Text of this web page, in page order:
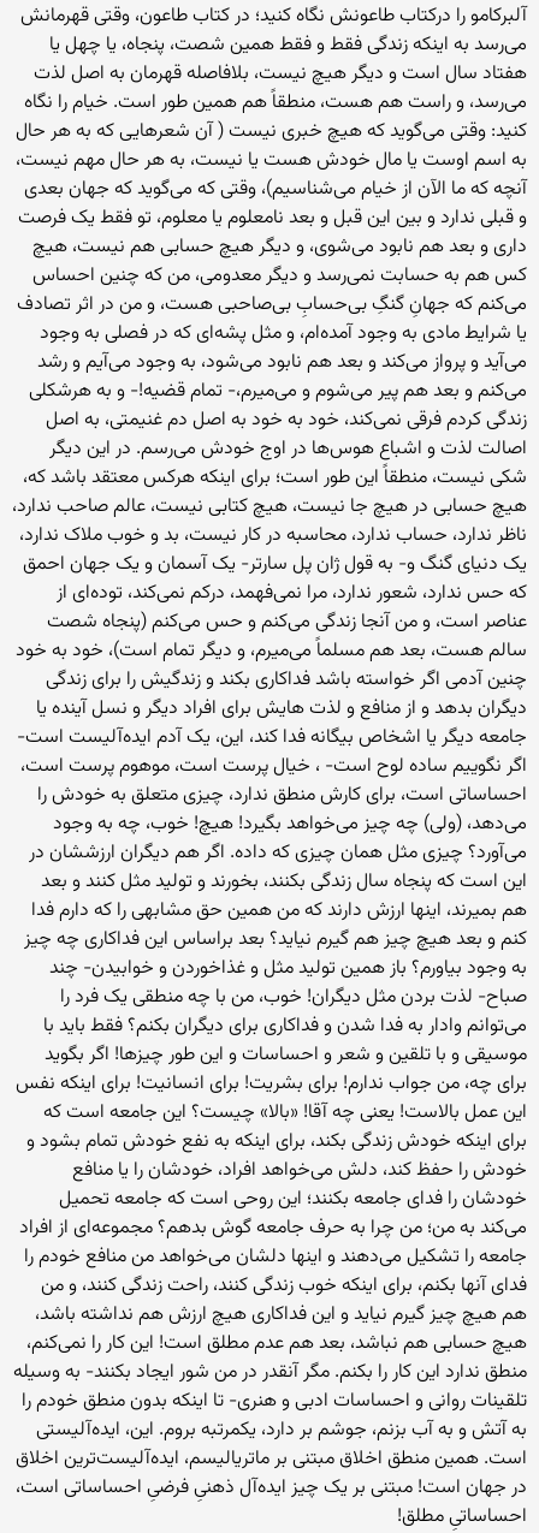
آلبرکامو را درکتاب طاعونش نگاه کنید؛ در کتاب طاعون، وقتی قهرمانش
می‌رسد به اینکه زندگی فقط و فقط همین شصت، پنجاه، یا چهل یا
هفتاد سال است و دیگر هیچ نیست، بلافاصله قهرمان به اصل لذت
می‌رسد، و راست هم هست، منطقاً هم همین طور است. خیام را نگاه
کنید: وقتی می‌گوید که هیچ خبری نیست ( آن شعرهایی که به هر حال
به اسم اوست یا مال خودش هست یا نیست، به هر حال مهم نیست،
آنچه که ما الآن از خیام می‌شناسیم)، وقتی که می‌گوید که جهان بعدی
و قبلی ندارد و بین این قبل و بعد نامعلوم یا معلوم، تو فقط یک فرصت
داری و بعد هم نابود می‌شوی، و دیگر هیچ حسابی هم نیست، هیچ
کس هم به حسابت نمی‌رسد و دیگر معدومی، من که چنین احساس
می‌کنم که جهانِ گنگِ بی‌حسابِ بی‌صاحبی هست، و من در اثر تصادف
یا شرایط مادی به وجود آمده‌ام، و مثل پشه‌ای که در فصلی به وجود
می‌آید و پرواز می‌کند و بعد هم نابود می‌شود، به وجود می‌آیم و رشد
می‌کنم و بعد هم پیر می‌شوم و می‌میرم،- تمام قضیه!- و به هرشکلی
زندگی کردم فرقی نمی‌کند، خود به خود به اصل دم غنیمتی، به اصل
اصالت لذت و اشباع هوس‌ها در اوج خودش می‌رسم. در این دیگر
شکی نیست، منطقاً این طور است؛ برای اینکه هرکس معتقد باشد که،
هیچ حسابی در هیچ جا نیست، هیچ کتابی نیست، عالم صاحب ندارد،
ناظر ندارد، حساب ندارد، محاسبه در کار نیست، بد و خوب ملاک ندارد،
یک دنیای گنگ و- به قول ژان پل سارتر- یک آسمان و یک جهان احمق
که حس ندارد، شعور ندارد، مرا نمی‌فهمد، درکم نمی‌کند، توده‌ای از
عناصر است، و من آنجا زندگی می‌کنم و حس می‌کنم (پنجاه شصت
سالم هست، بعد هم مسلماً می‌میرم، و دیگر تمام است)، خود به خود
چنین آدمی اگر خواسته باشد فداکاری بکند و زندگیش را برای زندگی
دیگران بدهد و از منافع و لذت هایش برای افراد دیگر و نسل آینده یا
جامعه دیگر یا اشخاص بیگانه فدا کند، این، یک آدم ایده‌آلیست است-
اگر نگوییم ساده لوح است- ، خیال پرست است، موهوم پرست است،
احساساتی است، برای کارش منطق ندارد، چیزی متعلق به خودش را
می‌دهد، (ولی) چه چیز می‌خواهد بگیرد! هیچ! خوب، چه به وجود
می‌آورد؟ چیزی مثل همان چیزی که داده. اگر هم دیگران ارزششان در
این است که پنجاه سال زندگی بکنند، بخورند و تولید مثل کنند و بعد
هم بمیرند، اینها ارزش دارند که من همین حق مشابهی را که دارم فدا
کنم و بعد هیچ چیز هم گیرم نیاید؟ بعد براساس این فداکاری چه چیز
به وجود بیاورم؟ باز همین تولید مثل و غذاخوردن و خوابیدن- چند
صباح- لذت بردن مثل دیگران! خوب، من با چه منطقی یک فرد را
می‌توانم وادار به فدا شدن و فداکاری برای دیگران بکنم؟ فقط باید با
موسیقی و با تلقین و شعر و احساسات و این طور چیزها! اگر بگوید
برای چه، من جواب ندارم! برای بشریت! برای انسانیت! برای اینکه نفس
این عمل بالاست! یعنی چه آقا! «بالا» چیست؟ این جامعه است که
برای اینکه خودش زندگی بکند، برای اینکه به نفع خودش تمام بشود و
خودش را حفظ کند، دلش می‌خواهد افراد، خودشان را یا منافع
خودشان را فدای جامعه بکنند؛ این روحی است که جامعه تحمیل
می‌کند به من؛ من چرا به حرف جامعه گوش بدهم؟ مجموعه‌ای از افراد
جامعه را تشکیل می‌دهند و اینها دلشان می‌خواهد من منافع خودم را
فدای آنها بکنم، برای اینکه خوب زندگی کنند، راحت زندگی کنند، و من
هم هیچ چیز گیرم نیاید و این فداکاری هیچ ارزش هم نداشته باشد،
هیچ حسابی هم نباشد، بعد هم عدم مطلق است! این کار را نمی‌کنم،
منطق ندارد این کار را بکنم. مگر آنقدر در من شور ایجاد بکنند- به وسیله
تلقینات روانی و احساسات ادبی و هنری- تا اینکه بدون منطق خودم را
به آتش و به آب بزنم، جوشم بر دارد، یکمرتبه بروم. این، ایده‌آلیستی
است. همین منطق اخلاق مبتنی بر ماتریالیسم، ایده‌آلیست‌ترین اخلاق
در جهان است! مبتنی بر یک چیز ایده‌آل ذهنیِ فرضیِ احساساتی است،
احساساتیِ مطلق!